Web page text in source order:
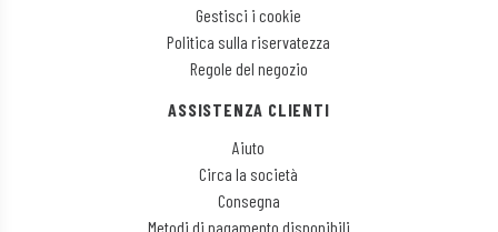
Gestisci i cookie
Politica sulla riservatezza
Regole del negozio
ASSISTENZA CLIENTI
Aiuto
Circa la società
Consegna
Metodi di pagamento disponibili